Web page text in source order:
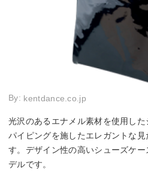
By: kentdance.co.jp
光沢のあるエナメル素材を使用し
パイピングを施したエレガントな
す。デザイン性の高いシューズケ
デルです。